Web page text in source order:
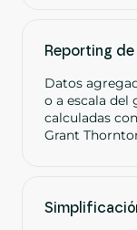
Reporting
Datos
o a escala del
calculadas
Grant